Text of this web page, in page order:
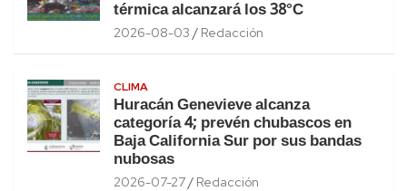
térmica alcanzará los 38°C
2026-08-03 Redacción
CLIMA
Huracán Genevieve alcanza
categoría 4; prevén chubascos en
Baja California Sur por sus bandas
nubosas
2026-07-27 Redacción